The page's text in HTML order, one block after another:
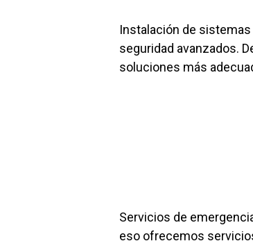
Instalación de
seguridad avanzados.
soluciones más
Servicios de
eso ofrecemos